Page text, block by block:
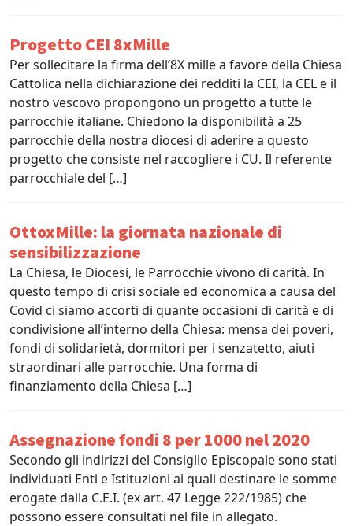
Progetto CEI 8xMille
Per sollecitare la firma dell’8X mille a favore della Chiesa
Cattolica nella dichiarazione dei redditi la CEI, la CEL e il
nostro vescovo propongono un progetto a tutte le
parrocchie italiane. Chiedono la disponibilità a 25
parrocchie della nostra diocesi di aderire a questo
progetto che consiste nel raccogliere i CU. Il referente
parrocchiale del […]
OttoxMille: la giornata nazionale di
sensibilizzazione
La Chiesa, le Diocesi, le Parrocchie vivono di carità. In
questo tempo di crisi sociale ed economica a causa del
Covid ci siamo accorti di quante occasioni di carità e di
condivisione all’interno della Chiesa: mensa dei poveri,
fondi di solidarietà, dormitori per i senzatetto, aiuti
straordinari alle parrocchie. Una forma di
finanziamento della Chiesa […]
Assegnazione fondi 8 per 1000 nel 2020
Secondo gli indirizzi del Consiglio Episcopale sono stati
individuati Enti e Istituzioni ai quali destinare le somme
erogate dalla C.E.I. (ex art. 47 Legge 222/1985) che
possono essere consultati nel file in allegato.